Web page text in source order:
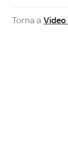
Torna a Video